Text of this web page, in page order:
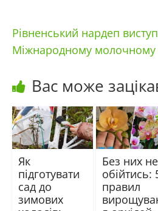
Рівненський нардеп
Міжнародному молочному
Вас може
Як
підготувати
сад до
зимових
Без них не
обійтись:
правил